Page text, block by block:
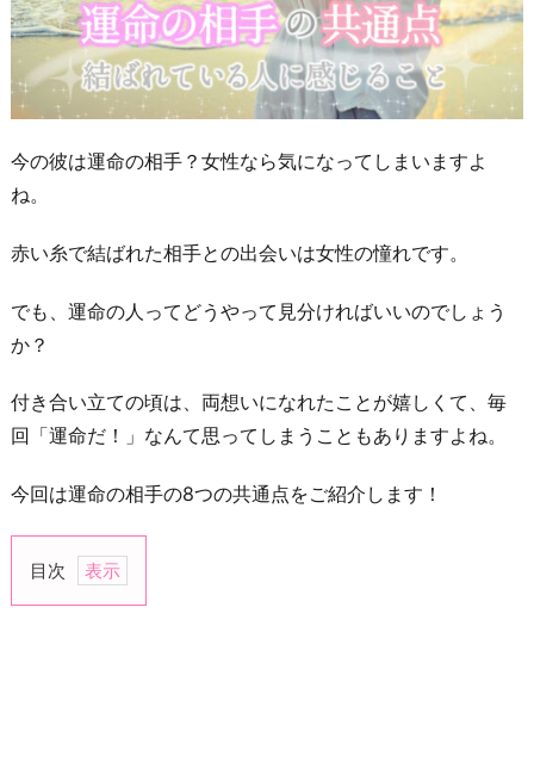
今の彼は運命の相手？女性なら気になってしまいますよ
ね。
赤い糸で結ばれた相手との出会いは女性の憧れです。
でも、運命の人ってどうやって見分ければいいのでしょう
か？
付き合い立ての頃は、両想いになれたことが嬉しくて、毎
回「運命だ！」なんて思ってしまうこともありますよね。
今回は運命の相手の8つの共通点をご紹介します！
目次
1.